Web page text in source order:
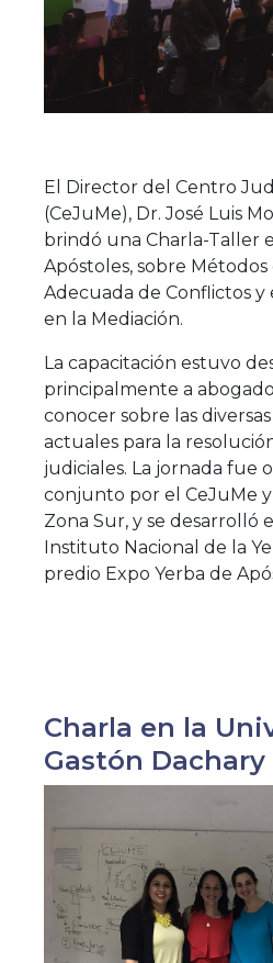
El Director del Centro
(CeJuMe), Dr. José Luis
brindó una Charla-Taller
Apóstoles, sobre
Adecuada de Conflictos y
en la Mediación.
La capacitación estuvo
principalmente a
conocer sobre las
actuales para la
judiciales. La jornada fue
conjunto por el CeJuMe
Zona Sur, y se desarrolló
Instituto Nacional de la
predio Expo Yerba de
Charla en la
Gastón Dachary